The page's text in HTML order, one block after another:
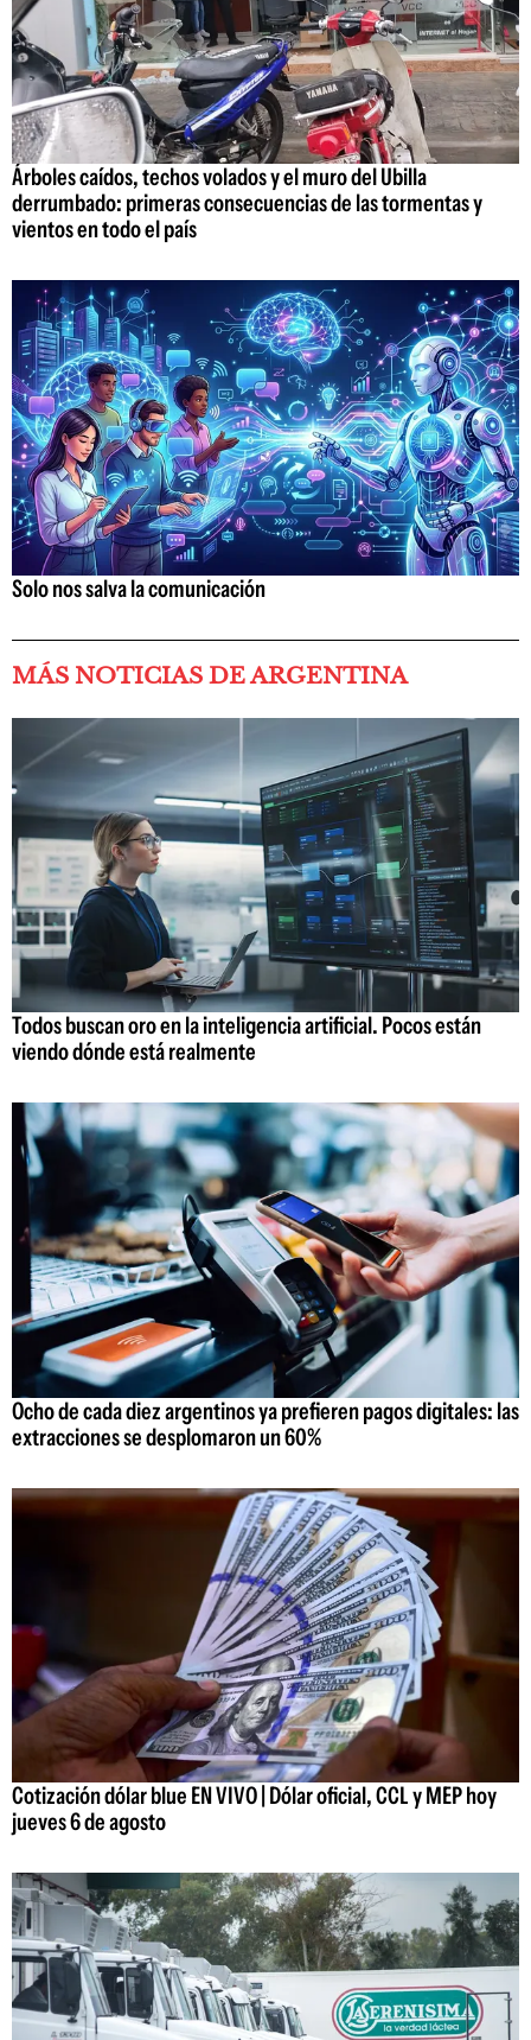
Árboles caídos, techos volados y el muro del Ubilla
derrumbado: primeras consecuencias de las tormentas y
vientos en todo el país
Solo nos salva la comunicación
MÁS NOTICIAS DE ARGENTINA
Todos buscan oro en la inteligencia artificial. Pocos están
viendo dónde está realmente
Ocho de cada diez argentinos ya prefieren pagos digitales: las
extracciones se desplomaron un 60%
Cotización dólar blue EN VIVO | Dólar oficial, CCL y MEP hoy
jueves 6 de agosto